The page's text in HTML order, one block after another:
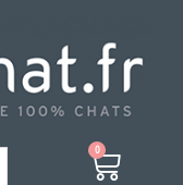
0
Panier